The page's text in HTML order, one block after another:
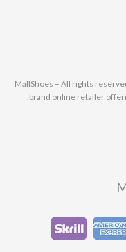
© 2025 MallShoes – All rights
brand online retailer